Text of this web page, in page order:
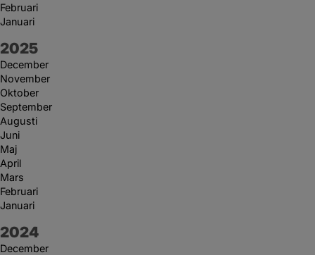
Februari
Januari
År:
2025
December
November
Oktober
September
Augusti
Juni
Maj
April
Mars
Februari
Januari
År:
2024
December